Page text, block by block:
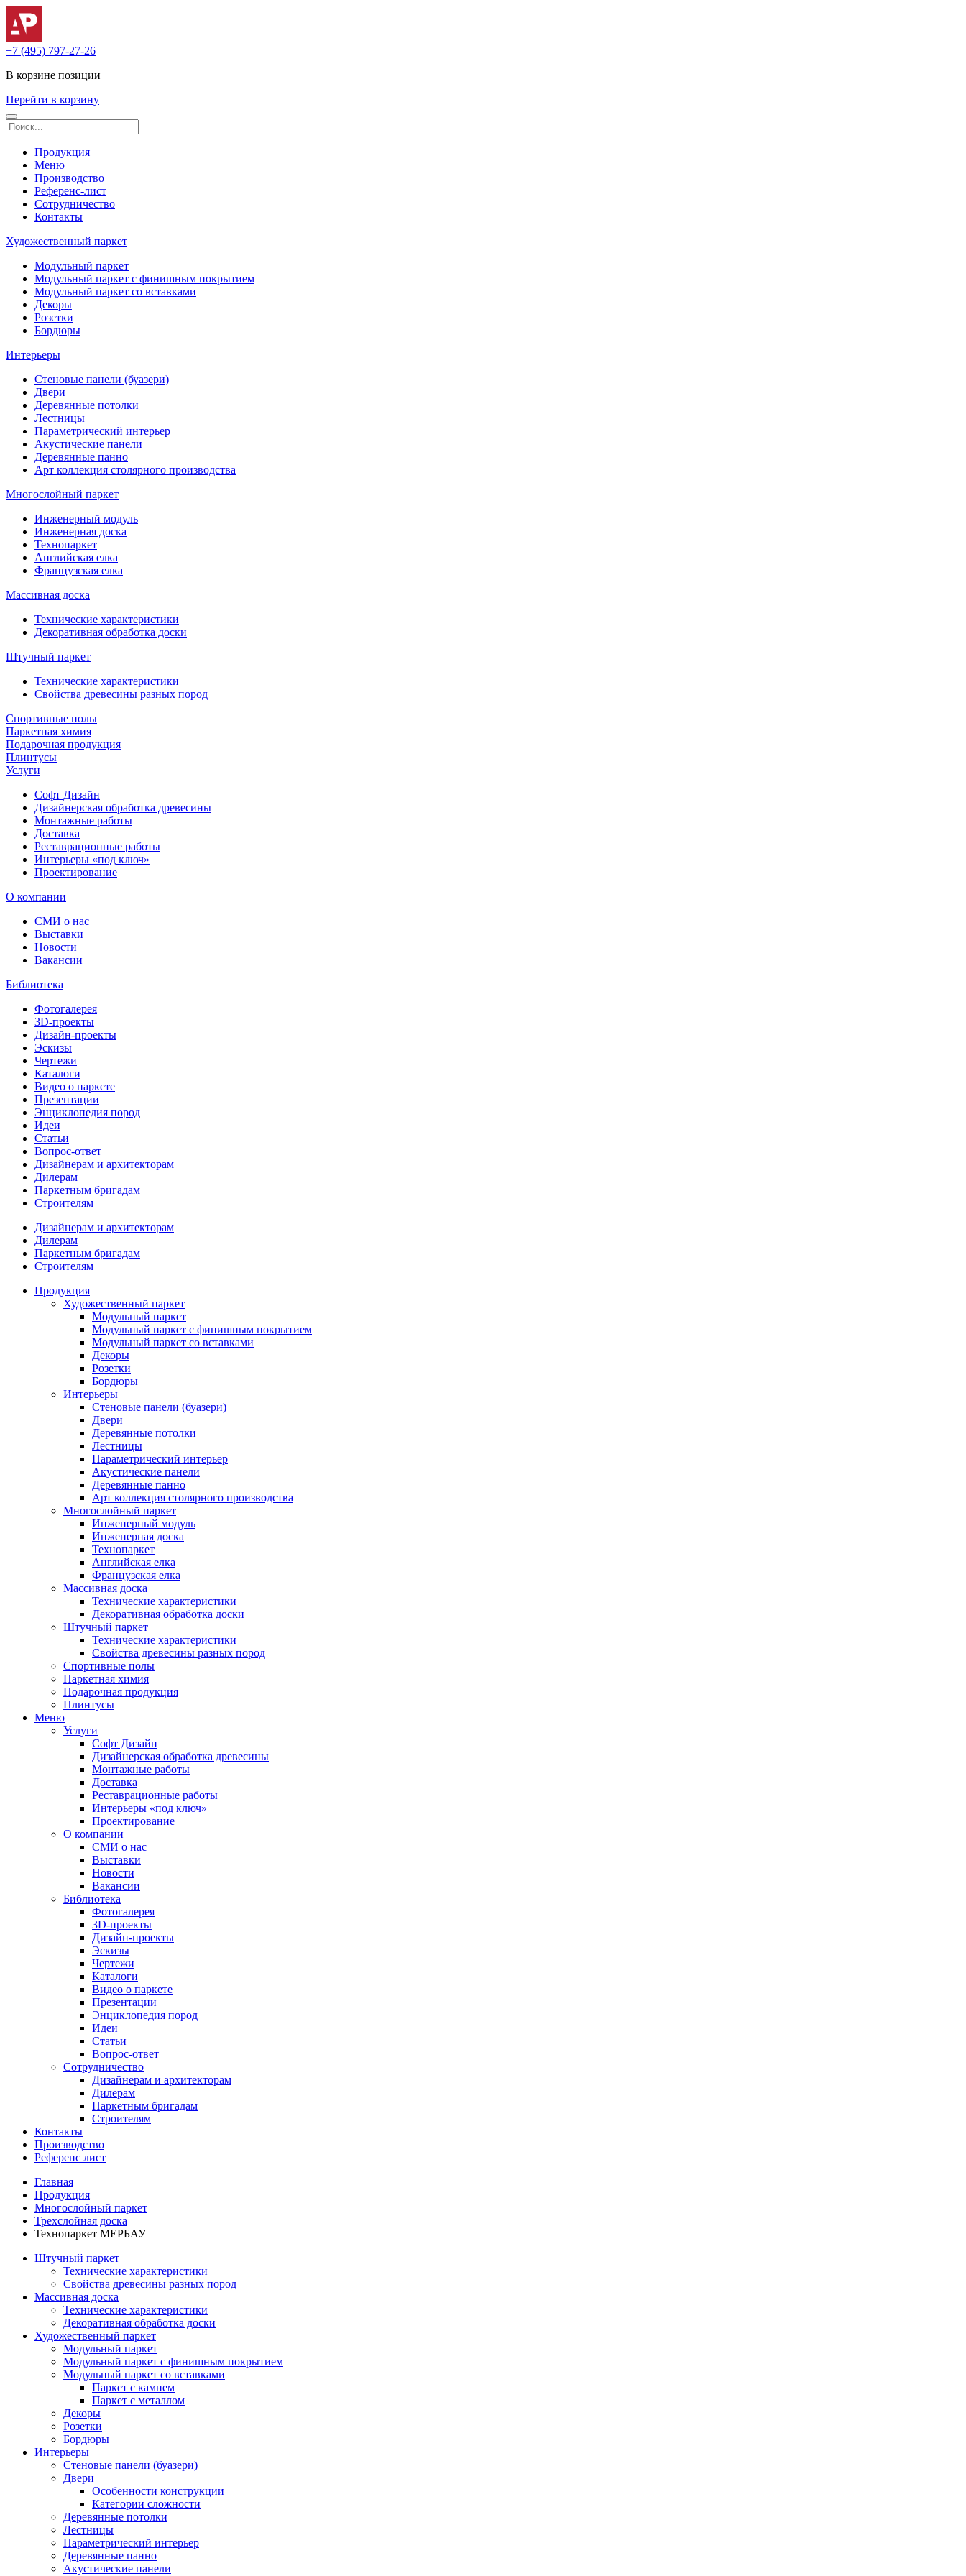
+7 (495) 797-27-26
В корзине позиции
Перейти в корзину
Продукция
Меню
Производство
Референс-лист
Сотрудничество
Контакты
Художественный паркет
Модульный паркет
Модульный паркет с финишным покрытием
Модульный паркет со вставками
Декоры
Розетки
Бордюры
Интерьеры
Стеновые панели (буазери)
Двери
Деревянные потолки
Лестницы
Параметрический интерьер
Акустические панели
Деревянные панно
Арт коллекция столярного производства
Многослойный паркет
Инженерный модуль
Инженерная доска
Технопаркет
Английская елка
Французская елка
Массивная доска
Технические характеристики
Декоративная обработка доски
Штучный паркет
Технические характеристики
Свойства древесины разных пород
Спортивные полы
Паркетная химия
Подарочная продукция
Плинтусы
Услуги
Софт Дизайн
Дизайнерская обработка древесины
Монтажные работы
Доставка
Реставрационные работы
Интерьеры «под ключ»
Проектирование
О компании
СМИ о нас
Выставки
Новости
Вакансии
Библиотека
Фотогалерея
3D-проекты
Дизайн-проекты
Эскизы
Чертежи
Каталоги
Видео о паркете
Презентации
Энциклопедия пород
Идеи
Статьи
Вопрос-ответ
Дизайнерам и архитекторам
Дилерам
Паркетным бригадам
Строителям
Дизайнерам и архитекторам
Дилерам
Паркетным бригадам
Строителям
Продукция
Художественный паркет
Модульный паркет
Модульный паркет с финишным покрытием
Модульный паркет со вставками
Декоры
Розетки
Бордюры
Интерьеры
Стеновые панели (буазери)
Двери
Деревянные потолки
Лестницы
Параметрический интерьер
Акустические панели
Деревянные панно
Арт коллекция столярного производства
Многослойный паркет
Инженерный модуль
Инженерная доска
Технопаркет
Английская елка
Французская елка
Массивная доска
Технические характеристики
Декоративная обработка доски
Штучный паркет
Технические характеристики
Свойства древесины разных пород
Спортивные полы
Паркетная химия
Подарочная продукция
Плинтусы
Меню
Услуги
Софт Дизайн
Дизайнерская обработка древесины
Монтажные работы
Доставка
Реставрационные работы
Интерьеры «под ключ»
Проектирование
О компании
СМИ о нас
Выставки
Новости
Вакансии
Библиотека
Фотогалерея
3D-проекты
Дизайн-проекты
Эскизы
Чертежи
Каталоги
Видео о паркете
Презентации
Энциклопедия пород
Идеи
Статьи
Вопрос-ответ
Сотрудничество
Дизайнерам и архитекторам
Дилерам
Паркетным бригадам
Строителям
Контакты
Производство
Референс лист
Главная
Продукция
Многослойный паркет
Трехслойная доска
Технопаркет МЕРБАУ
Штучный паркет
Технические характеристики
Свойства древесины разных пород
Массивная доска
Технические характеристики
Декоративная обработка доски
Художественный паркет
Модульный паркет
Модульный паркет с финишным покрытием
Модульный паркет со вставками
Паркет с камнем
Паркет с металлом
Декоры
Розетки
Бордюры
Интерьеры
Стеновые панели (буазери)
Двери
Особенности конструкции
Категории сложности
Деревянные потолки
Лестницы
Параметрический интерьер
Деревянные панно
Акустические панели